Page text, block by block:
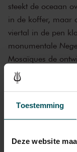
Toestemming
Deze website
steekt de oceaan
in de koffer, maar
viertal in de pen
monumentale
Mosaïques de
drie verschillende
in de partituur
Voces intimaein
Quartett geeft het